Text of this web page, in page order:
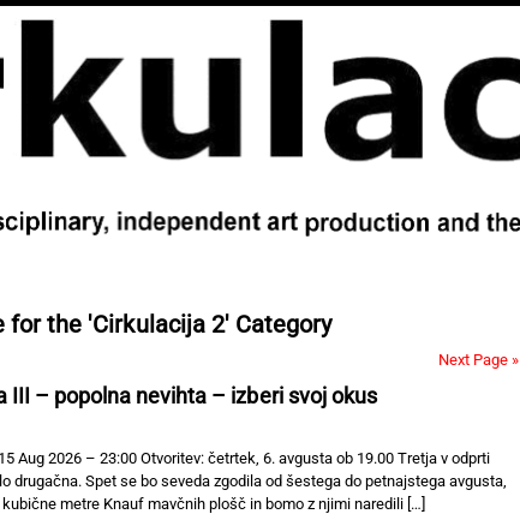
for the 'Cirkulacija 2' Category
Next Page »
III – popolna nevihta – izberi svoj okus
Aug 2026 – 23:00 Otvoritev: četrtek, 6. avgusta ob 19.00 Tretja v odprti
drugačna. Spet se bo seveda zgodila od šestega do petnajstega avgusta,
metre Knauf mavčnih plošč in bomo z njimi naredili […]